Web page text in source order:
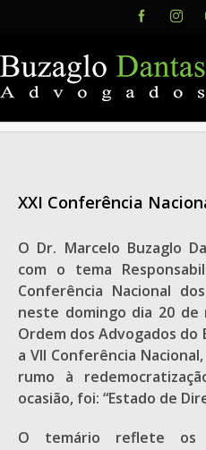
content
Facebook
XXI Conferência
O Dr. Marcelo Buzaglo
com o tema
Conferência Nacional
neste domingo dia 20 de
Ordem dos Advogados do
a VII Conferência
rumo à
ocasião, foi: “Estado de
O temário reflete os